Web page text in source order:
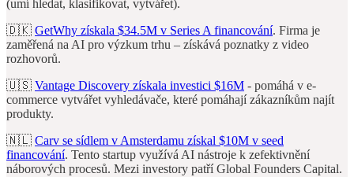
(umí hledat, klasifikovat, vytvářet).
🇩🇰 GetWhy získala $34.5M v Series A financování. Firma je
zaměřená na AI pro výzkum trhu – získává poznatky z video
rozhovorů.
🇺🇸 Vantage Discovery získala investici $16M - pomáhá v e-
commerce vytvářet vyhledávače, které pomáhají zákazníkům najít
produkty.
🇳🇱 Carv se sídlem v Amsterdamu získal $10M v seed
financování. Tento startup využívá AI nástroje k zefektivnění
náborových procesů. Mezi investory patří Global Founders Capital.